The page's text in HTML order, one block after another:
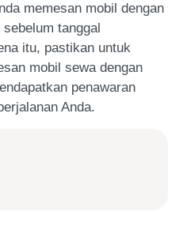
memesan mobil dengan
tanggal
itu, pastikan untuk
mobil sewa dengan
penawaran
Anda.